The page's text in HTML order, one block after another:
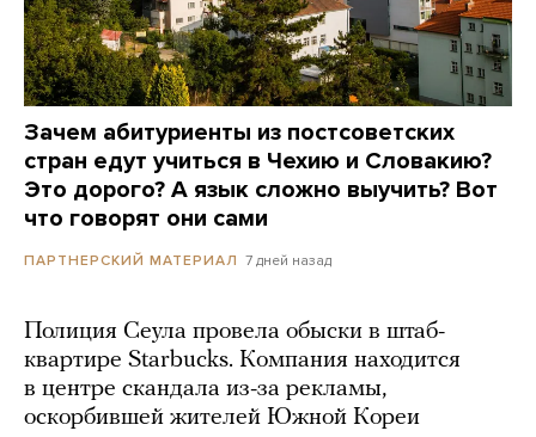
Зачем абитуриенты из постсоветских
стран едут учиться в Чехию и Словакию?
Это дорого? А язык сложно выучить? Вот
что говорят они сами
ПАРТНЕРСКИЙ МАТЕРИАЛ 7 дней назад
Полиция Сеула провела обыски в штаб-
квартире Starbucks. Компания находится
в центре скандала из-за рекламы,
оскорбившей жителей Южной Кореи